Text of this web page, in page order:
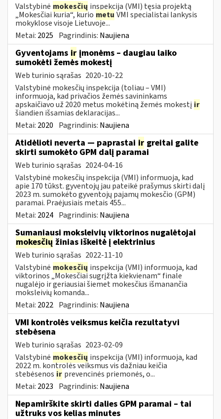
Valstybinė mokesčių inspekcija (VMI) tęsia projektą
„Mokesčiai kuria“, kurio metu VMI specialistai lankysis
mokyklose visoje Lietuvoje...
Metai: 2025 Pagrindinis: Naujiena
Gyventojams ir įmonėms – daugiau laiko
sumokėti žemės mokestį
Web turinio sąrašas 2020-10-22
Valstybinė mokesčių inspekcija (toliau – VMI)
informuoja, kad privačios žemės savininkams
apskaičiavo už 2020 metus mokėtiną žemės mokestį ir
šiandien išsamias deklaracijas...
Metai: 2020 Pagrindinis: Naujiena
Atidėlioti neverta — paprastai ir greitai galite
skirti sumokėto GPM dalį paramai
Web turinio sąrašas 2024-04-16
Valstybinė mokesčių inspekcija (VMI) informuoja, kad
apie 170 tūkst. gyventojų jau pateikė prašymus skirti dalį
2023 m. sumokėto gyventojų pajamų mokesčio (GPM)
paramai. Praėjusiais metais 455...
Metai: 2024 Pagrindinis: Naujiena
Sumaniausi moksleivių viktorinos nugalėtojai
mokesčių žinias iškeitė į elektrinius
Web turinio sąrašas 2022-11-10
Valstybinė mokesčių inspekcija (VMI) informuoja, kad
viktorinos „Mokesčiai sugrįžta kiekvienam“ finale
nugalėjo ir geriausiai šiemet mokesčius išmanančia
moksleivių komanda...
Metai: 2022 Pagrindinis: Naujiena
VMI kontrolės veiksmus keičia rezultatyvi
stebėsena
Web turinio sąrašas 2023-02-09
Valstybinė mokesčių inspekcija (VMI) informuoja, kad
2022 m. kontrolės veiksmus vis dažniau keičia
stebėsenos ir prevencinės priemonės, o...
Metai: 2023 Pagrindinis: Naujiena
Nepamirškite skirti dalies GPM paramai – tai
užtruks vos kelias minutes